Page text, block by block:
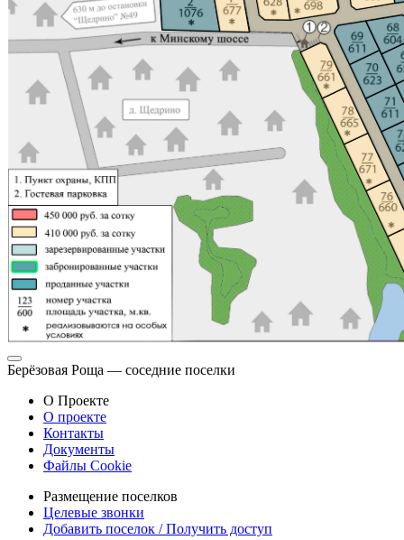
Берёзовая Роща — соседние поселки
О Проекте
О проекте
Контакты
Документы
Файлы Cookie
Размещение поселков
Целевые звонки
Добавить поселок / Получить доступ